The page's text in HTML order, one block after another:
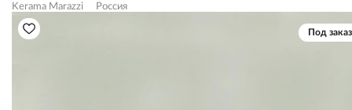
Kerama Marazzi Россия
Под заказ